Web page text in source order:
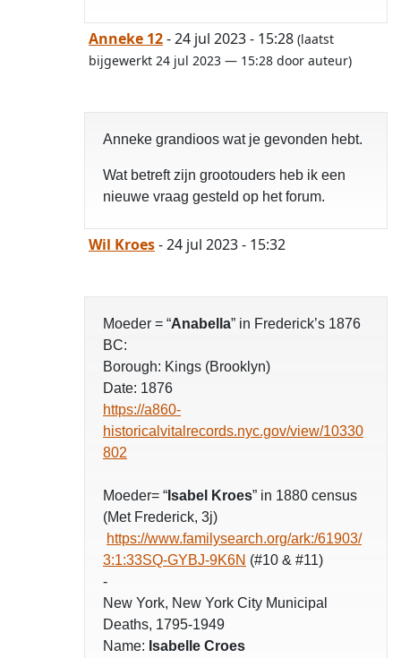
Anneke 12- 24 jul 2023 - 15:28 (laatst
bijgewerkt 24 jul 2023 — 15:28 door auteur)
Anneke grandioos wat je gevonden hebt.
Wat betreft zijn grootouders heb ik een
nieuwe vraag gesteld op het forum.
Wil Kroes- 24 jul 2023 - 15:32
Moeder = “Anabella” in Frederick’s 1876
BC:
Borough: Kings (Brooklyn)
Date: 1876
https://a860-
historicalvitalrecords.nyc.gov/view/10330
802
Moeder= “ Isabel Kroes” in 1880 census
(Met Frederick, 3j)
https://www.familysearch.org/ark:/61903/
3:1:33SQ-GYBJ-9K6N (#10 & #11)
-
New York, New York City Municipal
Deaths, 1795-1949
Name: Isabelle Croes